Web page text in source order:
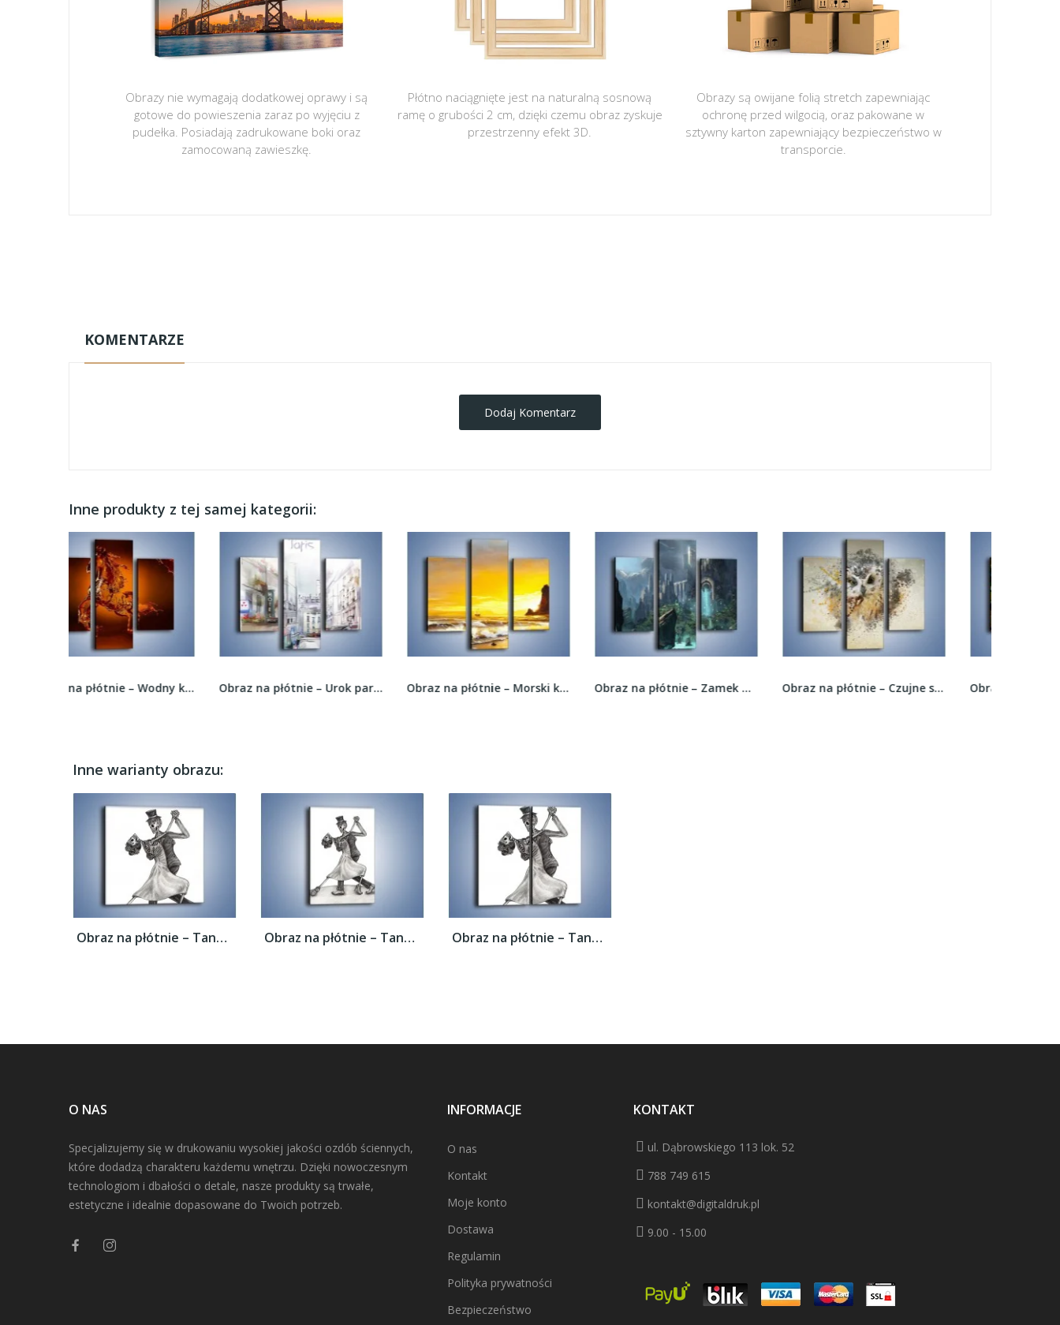
Obrazy nie wymagają dodatkowej oprawy i są
gotowe do powieszenia zaraz po wyjęciu z
pudełka. Posiadają zadrukowane boki oraz
zamocowaną zawieszkę.
Płótno naciągnięte jest na naturalną sosnową
ramę o grubości 2 cm, dzięki czemu obraz zyskuje
przestrzenny efekt 3D.
Obrazy są owijane folią stretch zapewniając
ochronę przed wilgocią, oraz pakowane w
sztywny karton zapewniający bezpieczeństwo w
transporcie.
KOMENTARZE
Dodaj Komentarz
Inne produkty z tej samej kategorii:
Obraz na płótnie – Urok paryża za dnia –... Obraz na płótnie – Morski krajobraz w... Obraz na płótnie – Zamek w totalnej ciszy –... Obraz na płótnie – Czujne spojrzenie sowy –... Obraz na płótnie – Francja tętniąca życiem –...
Inne warianty obrazu:
Obraz na płótnie – Tango wśród nieżywych –... Obraz na płótnie – Tango wśród nieżywych –... Obraz na płótnie – Tango wśród nieżywych –...
O NAS
Specjalizujemy się w drukowaniu wysokiej jakości ozdób ściennych,
które dodadzą charakteru każdemu wnętrzu. Dzięki nowoczesnym
technologiom i dbałości o detale, nasze produkty są trwałe,
estetyczne i idealnie dopasowane do Twoich potrzeb.
INFORMACJE
O nas
Kontakt
Moje konto
Dostawa
Regulamin
Polityka prywatności
Bezpieczeństwo
KONTAKT
ul. Dąbrowskiego 113 lok. 52
788 749 615
kontakt@digitaldruk.pl
9.00 - 15.00